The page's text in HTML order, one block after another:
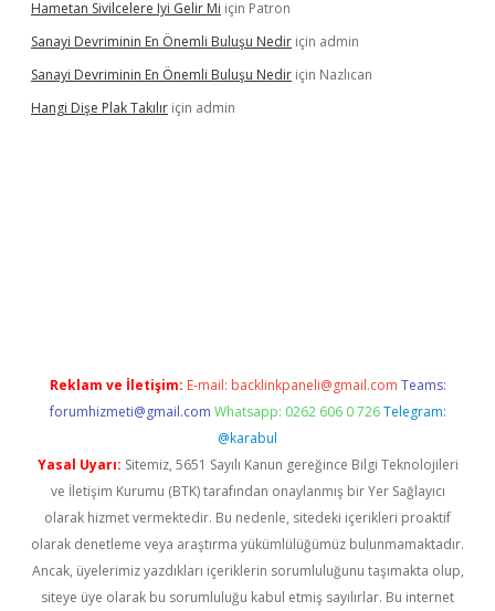
Hametan Sivilcelere Iyi Gelir Mi için Patron
Sanayi Devriminin En Önemli Buluşu Nedir için admin
Sanayi Devriminin En Önemli Buluşu Nedir için Nazlıcan
Hangi Dişe Plak Takılır için admin
Reklam ve İletişim: E-mail: backlinkpaneli@gmail.com Teams:
forumhizmeti@gmail.com Whatsapp: 0262 606 0 726 Telegram:
@karabul
Yasal Uyarı: Sitemiz, 5651 Sayılı Kanun gereğince Bilgi Teknolojileri
ve İletişim Kurumu (BTK) tarafından onaylanmış bir Yer Sağlayıcı
olarak hizmet vermektedir. Bu nedenle, sitedeki içerikleri proaktif
olarak denetleme veya araştırma yükümlülüğümüz bulunmamaktadır.
Ancak, üyelerimiz yazdıkları içeriklerin sorumluluğunu taşımakta olup,
siteye üye olarak bu sorumluluğu kabul etmiş sayılırlar. Bu internet